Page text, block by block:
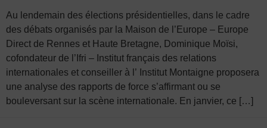
Au lendemain des élections présidentielles, dans le cadre
des débats organisés par la Maison de l’Europe – Europe
Direct de Rennes et Haute Bretagne, Dominique Moïsi,
cofondateur de l’Ifri – Institut français des relations
internationales et conseiller à l’ Institut Montaigne proposera
une analyse des rapports de force s’affirmant ou se
bouleversant sur la scène internationale. En janvier, ce […]